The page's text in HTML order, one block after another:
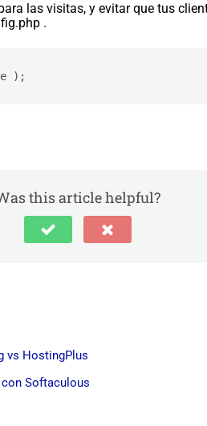
las visitas, y evitar que tus
.
);
this article helpful?
vs HostingPlus
Softaculous